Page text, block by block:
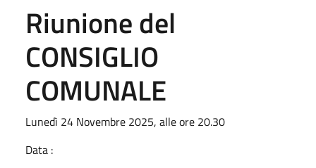
Riunione del
CONSIGLIO
COMUNALE
Lunedì 24 Novembre 2025, alle ore 20.30
Data :